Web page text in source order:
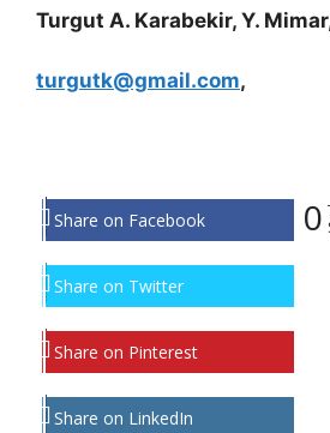
Turgut A. Karabekir, Y.
turgutk@gmail.com,
Share on Facebook
Share on Twitter
Share on Pinterest
Share on LinkedIn
0